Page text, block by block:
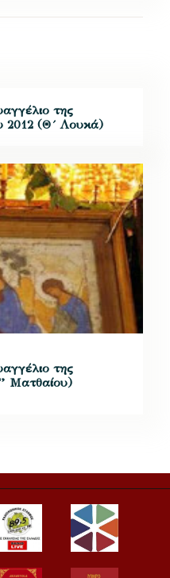
της
2012 (Θ´ Λουκά)
της
Ματθαίου)